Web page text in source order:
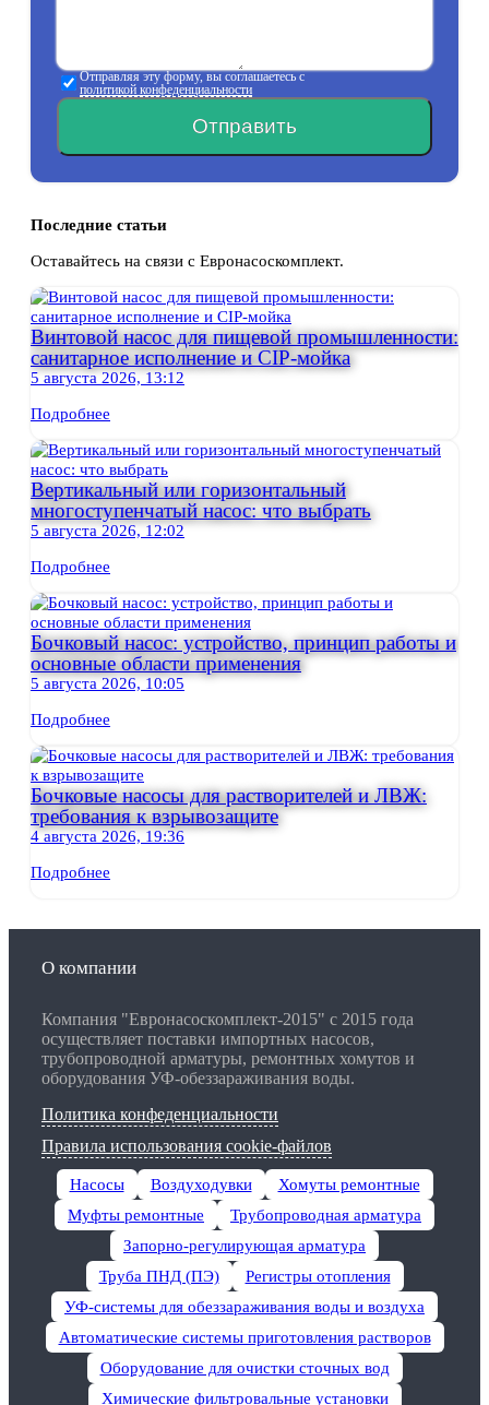
Отправляя эту форму, вы соглашаетесь с
политикой конфеденциальности
Отправить
Последние статьи
Оставайтесь на связи с Евронасоскомплект.
Винтовой насос для пищевой промышленности:
санитарное исполнение и CIP-мойка
5 августа 2026, 13:12
Подробнее
Вертикальный или горизонтальный
многоступенчатый насос: что выбрать
5 августа 2026, 12:02
Подробнее
Бочковый насос: устройство, принцип работы и
основные области применения
5 августа 2026, 10:05
Подробнее
Бочковые насосы для растворителей и ЛВЖ:
требования к взрывозащите
4 августа 2026, 19:36
Подробнее
О компании
Компания "Евронасоскомплект-2015" с 2015 года
осуществляет поставки импортных насосов,
трубопроводной арматуры, ремонтных хомутов и
оборудования УФ-обеззараживания воды.
Политика конфеденциальности
Правила использования cookie-файлов
Насосы Воздуходувки
Хомуты ремонтные
Муфты ремонтные
Трубопроводная арматура
Запорно-регулирующая арматура
Труба ПНД (ПЭ)
Регистры отопления
УФ-системы для обеззараживания воды и воздуха
Автоматические системы приготовления растворов
Оборудование для очистки сточных вод
Химические фильтровальные установки